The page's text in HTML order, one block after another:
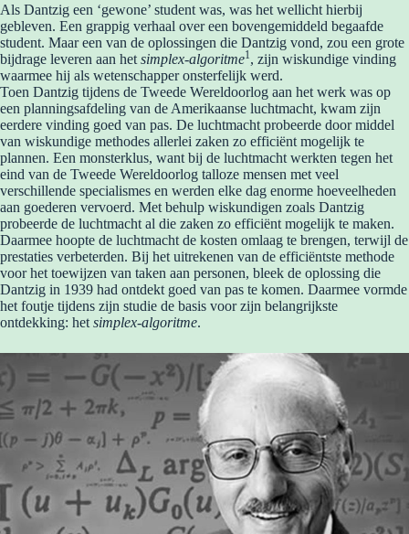
Als Dantzig een ‘gewone’ student was, was het wellicht hierbij
gebleven. Een grappig verhaal over een bovengemiddeld begaafde
student. Maar een van de oplossingen die Dantzig vond, zou een grote
bijdrage leveren aan het simplex-algoritme1, zijn wiskundige vinding
waarmee hij als wetenschapper onsterfelijk werd.
Toen Dantzig tijdens de Tweede Wereldoorlog aan het werk was op
een planningsafdeling van de Amerikaanse luchtmacht, kwam zijn
eerdere vinding goed van pas. De luchtmacht probeerde door middel
van wiskundige methodes allerlei zaken zo efficiënt mogelijk te
plannen. Een monsterklus, want bij de luchtmacht werkten tegen het
eind van de Tweede Wereldoorlog talloze mensen met veel
verschillende specialismes en werden elke dag enorme hoeveelheden
aan goederen vervoerd. Met behulp wiskundigen zoals Dantzig
probeerde de luchtmacht al die zaken zo efficiënt mogelijk te maken.
Daarmee hoopte de luchtmacht de kosten omlaag te brengen, terwijl de
prestaties verbeterden. Bij het uitrekenen van de efficiëntste methode
voor het toewijzen van taken aan personen, bleek de oplossing die
Dantzig in 1939 had ontdekt goed van pas te komen. Daarmee vormde
het foutje tijdens zijn studie de basis voor zijn belangrijkste
ontdekking: het simplex-algoritme.